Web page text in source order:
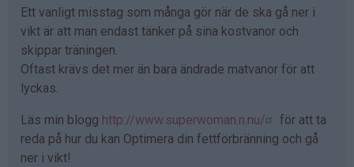
Ett vanligt misstag som många gör när de ska gå ner i
vikt är att man endast tänker på sina kostvanor och
skippar träningen.
Oftast krävs det mer än bara ändrade matvanor för att
lyckas.
Läs min blogg http://www.superwoman.n.nu/
för att ta
reda på hur du kan Optimera din fettförbränning och gå
ner i vikt!